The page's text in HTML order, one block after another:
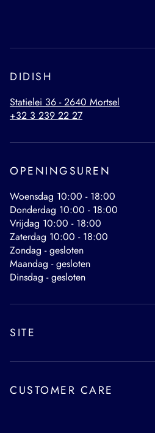
DIDISH
Statielei 36 - 2640 Mortsel
+32 3 239 22 27
OPENINGSUREN
Woensdag 10:00 - 18:00
Donderdag 10:00 - 18:00
Vrijdag 10:00 - 18:00
Zaterdag 10:00 - 18:00
Zondag - gesloten
Maandag - gesloten
Dinsdag - gesloten
SITE
Shop
Sale
CUSTOMER CARE